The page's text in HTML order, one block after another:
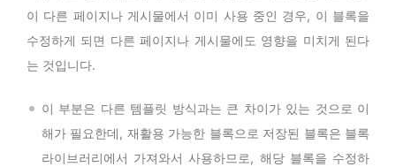
이 다른 페이지나 게시물에서 이미 사용 중인 경우, 이 블록을
수정하게 되면 다른 페이지나 게시물에도 영향을 미치게 된다
는 것입니다.
이 부분은 다른 템플릿 방식과는 큰 차이가 있는 것으로 이
해가 필요한데, 재활용 가능한 블록으로 저장된 블록은 블록
라이브러리에서 가져와서 사용하므로, 해당 블록을 수정하